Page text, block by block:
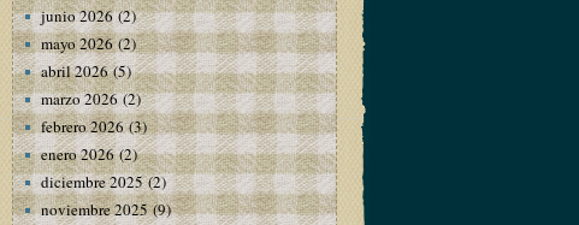
junio 2026(2)
mayo 2026(2)
abril 2026(5)
marzo 2026(2)
febrero 2026(3)
enero 2026(2)
diciembre 2025(2)
noviembre 2025(9)